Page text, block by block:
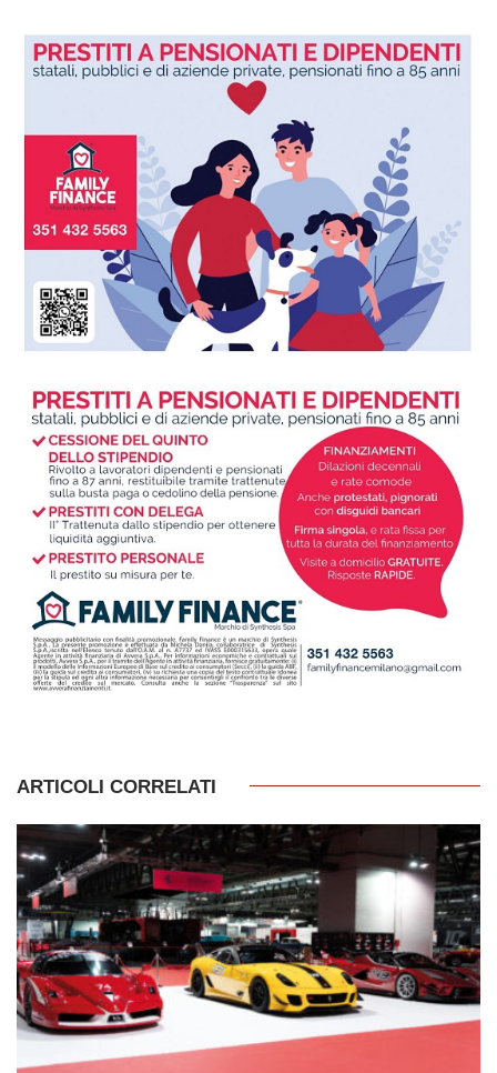
ARTICOLI CORRELATI